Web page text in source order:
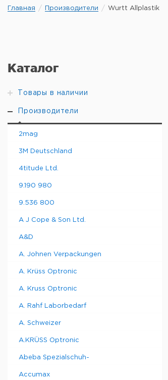
Главная Производители Wurtt Allplastik
Каталог
Товары в наличии
Производители
2mag
3M Deutschland
4titude Ltd.
9.190 980
9.536 800
A J Cope & Son Ltd.
A&D
A. Johnen Verpackungen
A. Krüss Optronic
A. Kruss Optronic
A. Rahf Laborbedarf
A. Schweizer
A.KRÜSS Optronic
Abeba Spezialschuh-
Accumax